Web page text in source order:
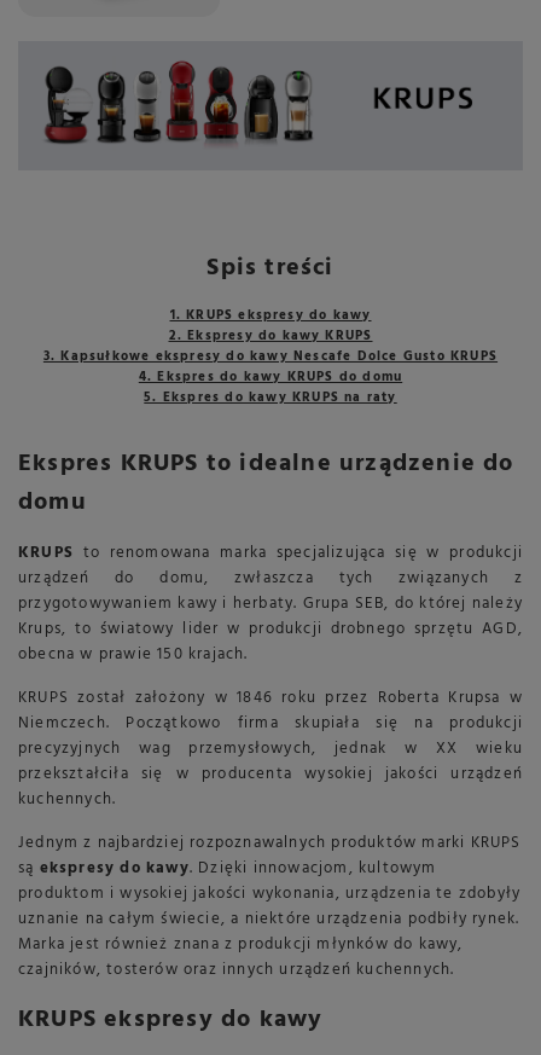
Spis treści
1. KRUPS ekspresy do kawy
2. Ekspresy do kawy KRUPS
3. Kapsułkowe ekspresy do kawy Nescafe Dolce Gusto KRUPS
4. Ekspres do kawy KRUPS do domu
5. Ekspres do kawy KRUPS na raty
Ekspres KRUPS to idealne urządzenie do
domu
KRUPS to renomowana marka specjalizująca się w produkcji
urządzeń do domu, zwłaszcza tych związanych z
przygotowywaniem kawy i herbaty. Grupa SEB, do której należy
Krups, to światowy lider w produkcji drobnego sprzętu AGD,
obecna w prawie 150 krajach.
KRUPS został założony w 1846 roku przez Roberta Krupsa w
Niemczech. Początkowo firma skupiała się na produkcji
precyzyjnych wag przemysłowych, jednak w XX wieku
przekształciła się w producenta wysokiej jakości urządzeń
kuchennych.
Jednym z najbardziej rozpoznawalnych produktów marki KRUPS
są ekspresy do kawy. Dzięki innowacjom, kultowym
produktom i wysokiej jakości wykonania, urządzenia te zdobyły
uznanie na całym świecie, a niektóre urządzenia podbiły rynek.
Marka jest również znana z produkcji młynków do kawy,
czajników, tosterów oraz innych urządzeń kuchennych.
KRUPS ekspresy do kawy